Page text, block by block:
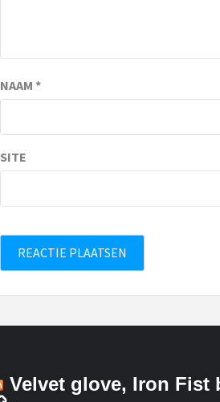
NAAM *
SITE
Velvet glove, Iron Fist